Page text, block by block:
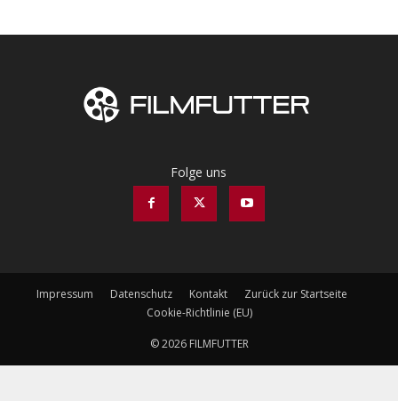
Folge uns
Impressum Datenschutz Kontakt
Zurück zur Startseite
Cookie-Richtlinie (EU)
© 2026 FILMFUTTER